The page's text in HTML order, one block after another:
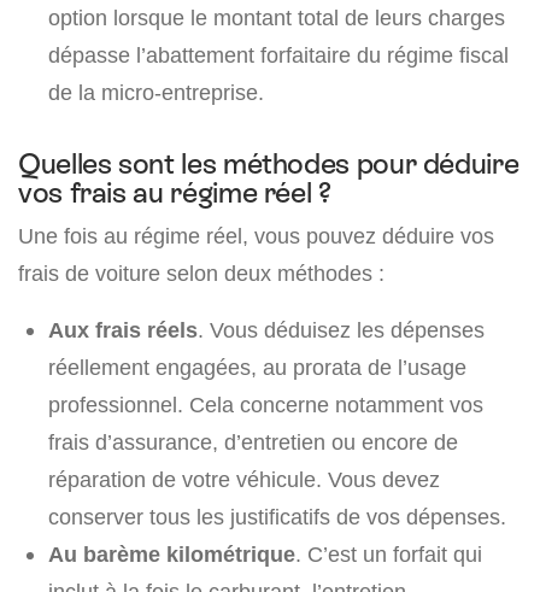
option lorsque le montant total de leurs charges
dépasse l’abattement forfaitaire du régime fiscal
de la micro-entreprise.
Quelles sont les méthodes pour déduire
vos frais au régime réel ?
Une fois au régime réel, vous pouvez déduire vos
frais de voiture selon deux méthodes :
Aux frais réels. Vous déduisez les dépenses
réellement engagées, au prorata de l’usage
professionnel. Cela concerne notamment vos
frais d’assurance, d’entretien ou encore de
réparation de votre véhicule. Vous devez
conserver tous les justificatifs de vos dépenses.
Au barème kilométrique. C’est un forfait qui